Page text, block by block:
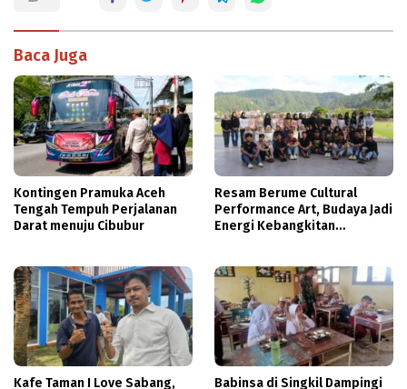
Baca Juga
Kontingen Pramuka Aceh
Tengah Tempuh Perjalanan
Darat menuju Cibubur
Resam Berume Cultural
Performance Art, Budaya Jadi
Energi Kebangkitan
Kafe Taman I Love Sabang,
Babinsa di Singkil Dampingi